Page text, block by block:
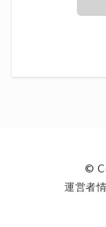
©
運営者